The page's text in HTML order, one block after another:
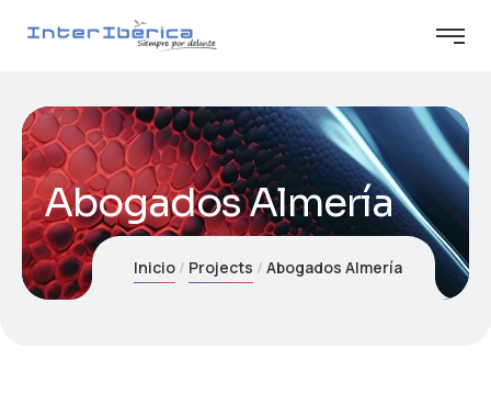
Abogados Almería
Inicio Projects Abogados Almería